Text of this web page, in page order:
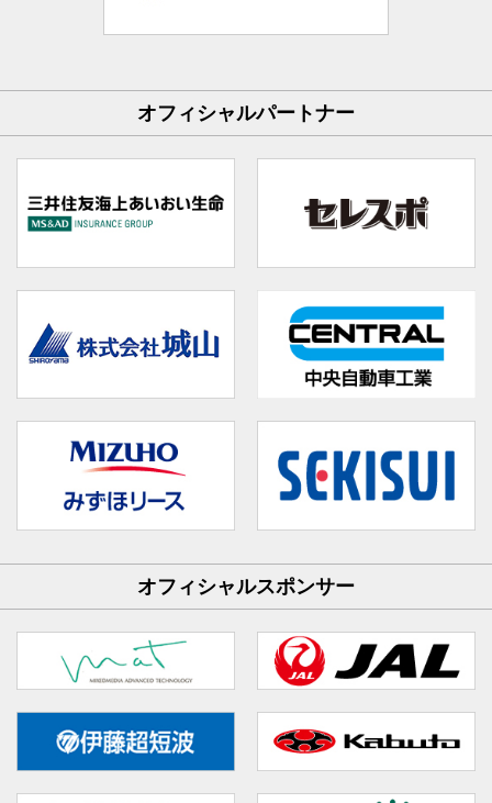
オフィシャルパートナー
オフィシャルスポンサー